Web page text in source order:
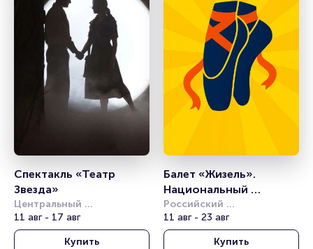
Спектакль «Театр
Звезда»
Центральный
академический театр
Российской Армии
11 авг - 17 авг
Купить
Балет «Жизель».
Национальный
классический балет
Российский
академический
молодёжный театр (РАМТ)
11 авг - 23 авг
Купить